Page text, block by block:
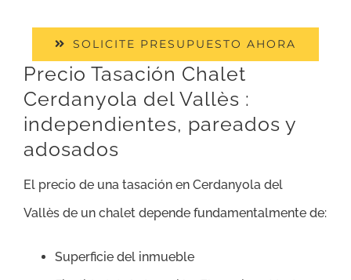
SOLICITE PRESUPUESTO AHORA
Precio Tasación Chalet
Cerdanyola del Vallès :
independientes, pareados y
adosados
El precio de una tasación en Cerdanyola del
Vallès de un chalet depende fundamentalmente de:
Superficie del inmueble